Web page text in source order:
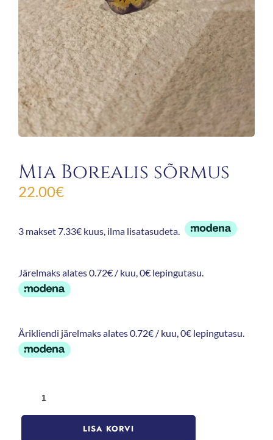
Mia Borealis sõrmus
22.00€
3 makset 7.33€ kuus, ilma lisatasudeta.
Järelmaks alates 0.72€ / kuu, 0€ lepingutasu.
Ärikliendi järelmaks alates 0.72€ / kuu, 0€ lepingutasu.
LISA KORVI